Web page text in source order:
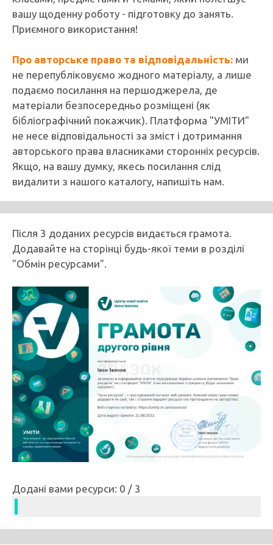
вашу щоденну роботу - підготовку до занять.
Приємного використання!
Про авторське право та відповідальність: ми
не перепубліковуємо жодного матеріалу, а лише
подаємо посилання на першоджерела, де
матеріали безпосередньо розміщені (як
бібліографічний покажчик). Платформа "УМІТИ"
не несе відповідальності за зміст і дотримання
авторського права власниками сторонніх ресурсів.
Якщо, на вашу думку, якесь посилання слід
видалити з нашого каталогу, напишіть нам.
Після 3 доданих ресурсів видається грамота.
Додавайте на сторінці будь-якої теми в розділі
"Обмін ресурсами".
Додані вами ресурси: 0 / 3